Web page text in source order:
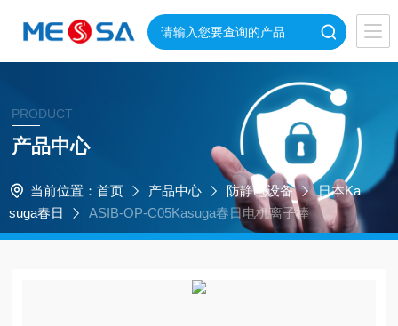
PRODUCT
产品中心
当前位置： 首页 产品中心 防静电设备
日本Ka
suga春日
ASIB-OP-C05Kasuga春日电机离子棒